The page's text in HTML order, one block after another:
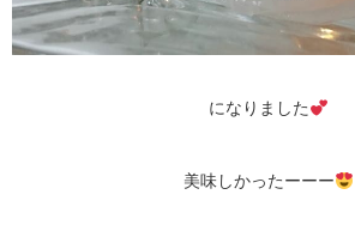
になりました
美味しかったーーー